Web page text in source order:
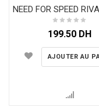
NEED FOR SPEED
199.50 DH
AJOUTER AU